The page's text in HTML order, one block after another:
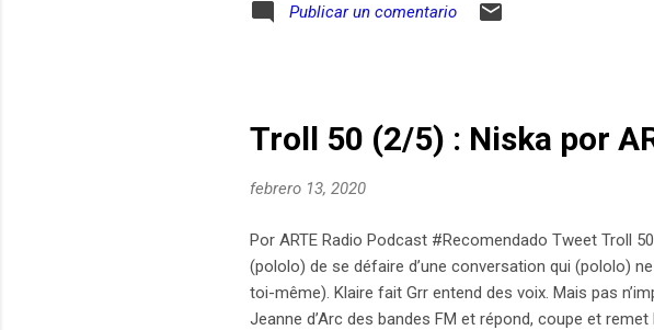
Publicar un comentario
Troll 50 (2/5) : Niska por
febrero 13, 2020
Por ARTE Radio Podcast #Recomendado Tweet Troll
(pololo) de se défaire d’une conversation qui (pololo)
toi-même). Klaire fait Grr entend des voix. Mais pas
Jeanne d’Arc des bandes FM et répond, coupe et